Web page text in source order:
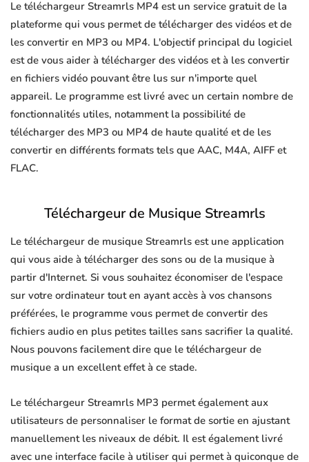
Le téléchargeur Streamrls MP4 est un service gratuit de la
plateforme qui vous permet de télécharger des vidéos et de
les convertir en MP3 ou MP4. L'objectif principal du logiciel
est de vous aider à télécharger des vidéos et à les convertir
en fichiers vidéo pouvant être lus sur n'importe quel
appareil. Le programme est livré avec un certain nombre de
fonctionnalités utiles, notamment la possibilité de
télécharger des MP3 ou MP4 de haute qualité et de les
convertir en différents formats tels que AAC, M4A, AIFF et
FLAC.
Téléchargeur de Musique Streamrls
Le téléchargeur de musique Streamrls est une application
qui vous aide à télécharger des sons ou de la musique à
partir d'Internet. Si vous souhaitez économiser de l'espace
sur votre ordinateur tout en ayant accès à vos chansons
préférées, le programme vous permet de convertir des
fichiers audio en plus petites tailles sans sacrifier la qualité.
Nous pouvons facilement dire que le téléchargeur de
musique a un excellent effet à ce stade.
Le téléchargeur Streamrls MP3 permet également aux
utilisateurs de personnaliser le format de sortie en ajustant
manuellement les niveaux de débit. Il est également livré
avec une interface facile à utiliser qui permet à quiconque de